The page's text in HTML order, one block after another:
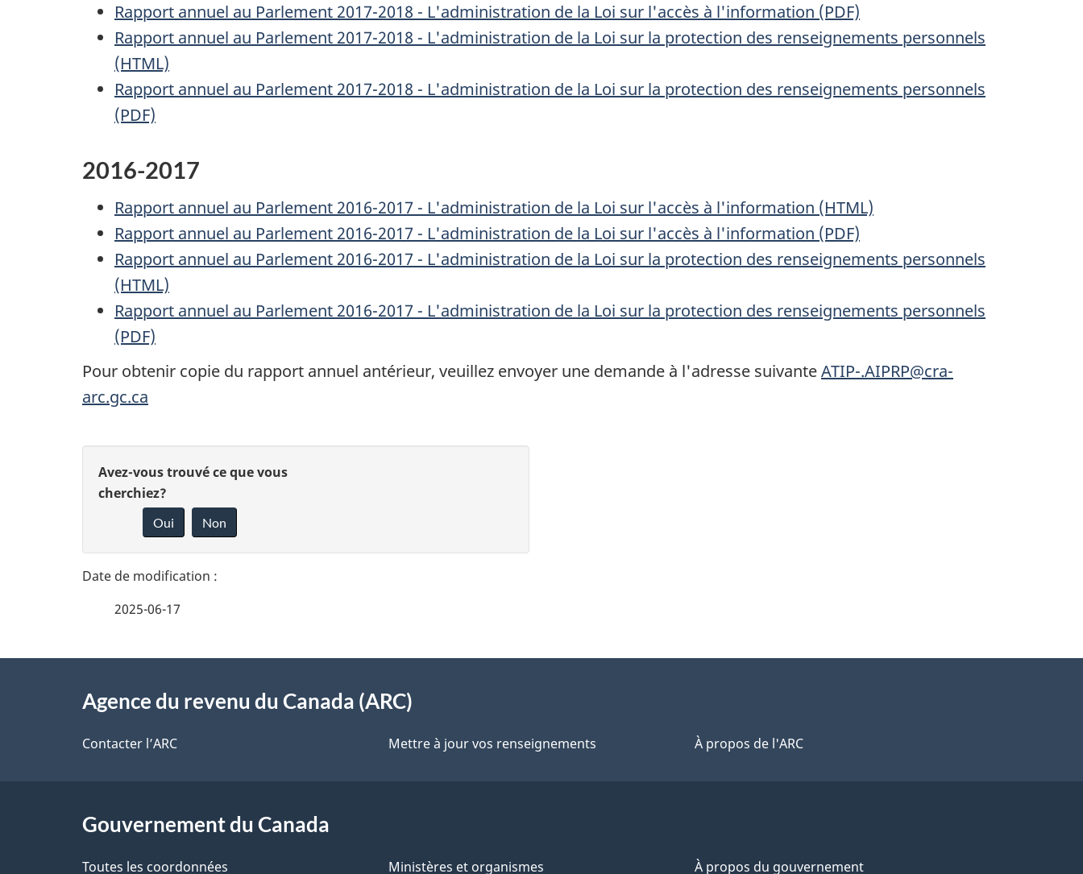
Rapport annuel au Parlement 2017-2018 - L'administration de la Loi sur l'accès à l'information (PDF)
Rapport annuel au Parlement 2017-2018 - L'administration de la Loi sur la protection des renseignements personnels
(HTML)
Rapport annuel au Parlement 2017-2018 - L'administration de la Loi sur la protection des renseignements personnels
(PDF)
2016-2017
Rapport annuel au Parlement 2016-2017 - L'administration de la Loi sur l'accès à l'information (HTML)
Rapport annuel au Parlement 2016-2017 - L'administration de la Loi sur l'accès à l'information (PDF)
Rapport annuel au Parlement 2016-2017 - L'administration de la Loi sur la protection des renseignements personnels
(HTML)
Rapport annuel au Parlement 2016-2017 - L'administration de la Loi sur la protection des renseignements personnels
(PDF)
Pour obtenir copie du rapport annuel antérieur, veuillez envoyer une demande à l'adresse suivanteATIP-.AIPRP@cra-
arc.gc.ca
D
é
a
l
s
d
a
D
n
v
o
r
Avez-vous trouvé ce que vous
cherchiez?
Oui Non
2025-06-17
proposAgence du revenu du Canada (ARC)
Contacter l’ARC Mettre à jour vos renseignements À propos de l'ARC
Gouvernement du Canada
Toutes les coordonnées Ministères et organismes À propos du gouvernement